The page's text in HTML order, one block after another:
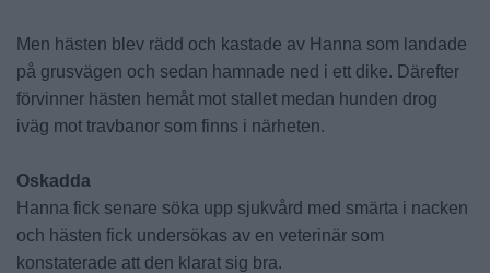
Men hästen blev rädd och kastade av Hanna som landade
på grusvägen och sedan hamnade ned i ett dike. Därefter
förvinner hästen hemåt mot stallet medan hunden drog
iväg mot travbanor som finns i närheten.
Oskadda
Hanna fick senare söka upp sjukvård med smärta i nacken
och hästen fick undersökas av en veterinär som
konstaterade att den klarat sig bra.